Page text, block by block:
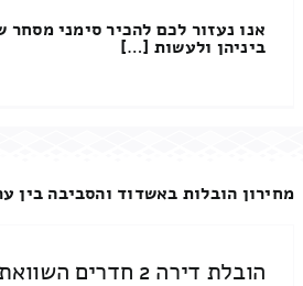
אנו נעזור לכם להכיר סימני מסחר
ביניהן ולעשות […]
מחירון הובלות באשדוד והסביבה בין
הובלת דירה 2 חדרים